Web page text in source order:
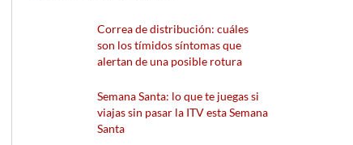
Correa de distribución: cuáles
son los tímidos síntomas que
alertan de una posible rotura
Semana Santa: lo que te juegas si
viajas sin pasar la ITV esta Semana
Santa